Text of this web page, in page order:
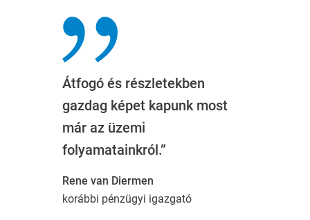
Átfogó és részletekben
gazdag képet kapunk most
már az üzemi
folyamatainkról.”
Rene van Diermen
korábbi pénzügyi igazgató